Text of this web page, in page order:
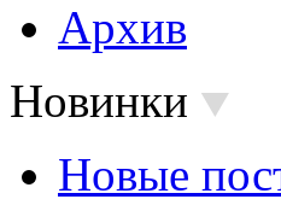
Архив
Новинки
Новые